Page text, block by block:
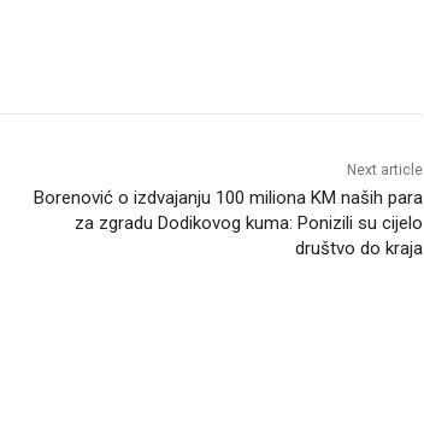
Next article
Borenović o izdvajanju 100 miliona KM naših para
za zgradu Dodikovog kuma: Ponizili su cijelo
društvo do kraja